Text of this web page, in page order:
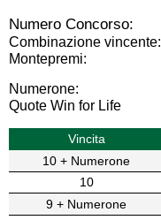
Numero Concorso:
Combinazione vincente:
Montepremi:
Numerone:
Quote Win for Life
Vincita
10 + Numerone
10
9 + Numerone